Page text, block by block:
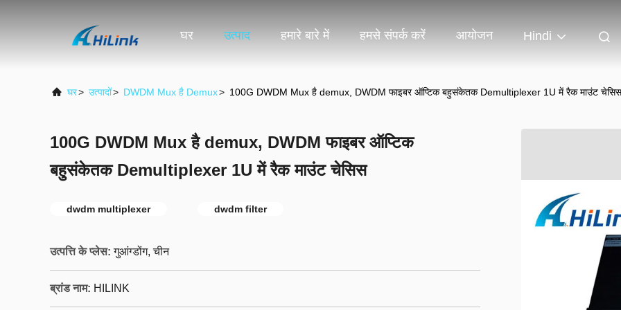
घर उत्पाद हमारे बारे में हमसे संपर्क करें आयोजन Hindi
घर> उत्पादों> DWDM Mux है Demux> 100G DWDM Mux है demux, DWDM फाइबर ऑप्टिक बहुसंकेतक Demultiplexer 1U में रैक माउंट चेसिस
100G DWDM Mux है demux, DWDM फाइबर ऑप्टिक
बहुसंकेतक Demultiplexer 1U में रैक माउंट चेसिस
dwdm multiplexer dwdm filter
उत्पत्ति के प्लेस: गुआंग्डोंग, चीन
ब्रांड नाम: HILINK